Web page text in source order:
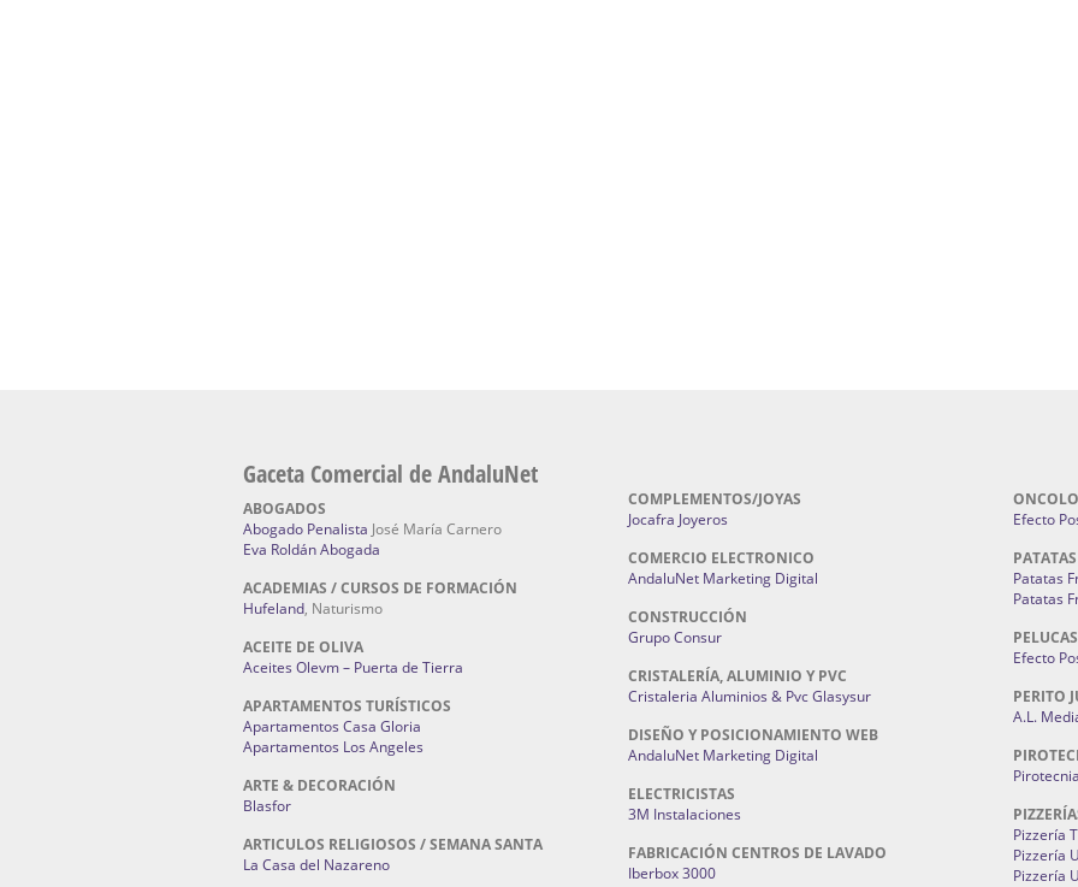
Gaceta Comercial de AndaluNet
ABOGADOS
Abogado Penalista José María Carnero
Eva Roldán Abogada
ACADEMIAS / CURSOS DE FORMACIÓN
Hufeland, Naturismo
ACEITE DE OLIVA
Aceites Olevm – Puerta de Tierra
APARTAMENTOS TURÍSTICOS
Apartamentos Casa Gloria
Apartamentos Los Angeles
ARTE & DECORACIÓN
Blasfor
ARTICULOS RELIGIOSOS / SEMANA SANTA
La Casa del Nazareno
COMPLEMENTOS/JOYAS
Jocafra Joyeros
COMERCIO ELECTRONICO
AndaluNet Marketing Digital
CONSTRUCCIÓN
Grupo Consur
CRISTALERÍA, ALUMINIO Y PVC
Cristaleria Aluminios & Pvc Glasysur
DISEÑO Y POSICIONAMIENTO WEB
AndaluNet Marketing Digital
ELECTRICISTAS
3M Instalaciones
FABRICACIÓN CENTROS DE LAVADO
Iberbox 3000
Efecto
Patatas
Patatas
PELUCAS
Efecto
PERITO
A.L.
Pizzería
Pizzería
Pizzería